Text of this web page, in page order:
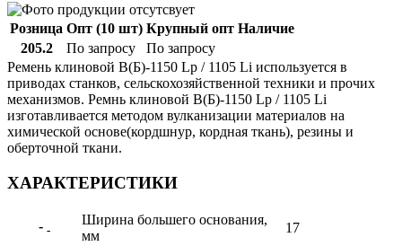
Розница Опт (10 шт) Крупный опт Наличие
205.2
По запросу
По запросу
Ремень клиновой В(Б)-1150 Lp / 1105 Li используется в
приводах станков, сельскохозяйственной техники и прочих
механизмов. Ремнь клиновой В(Б)-1150 Lp / 1105 Li
изготавливается методом вулканизации материалов на
химической основе(кордшнур, кордная ткань), резины и
оберточной ткани.
ХАРАКТЕРИСТИКИ
- -
Ширина большего основания,
мм
17